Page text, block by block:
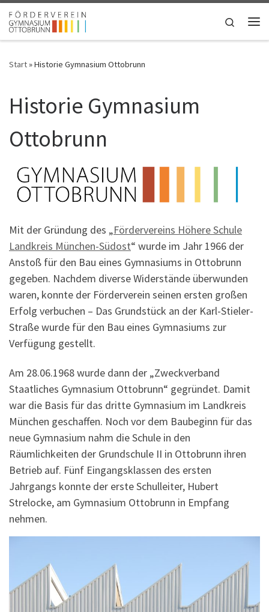
Zum Inhalt springen
Search
Start»Historie Gymnasium Ottobrunn
Historie Gymnasium
Ottobrunn
Mit der Gründung des „Fördervereins Höhere Schule
Landkreis München-Südost“ wurde im Jahr 1966 der
Anstoß für den Bau eines Gymnasiums in Ottobrunn
gegeben. Nachdem diverse Widerstände überwunden
waren, konnte der Förderverein seinen ersten großen
Erfolg verbuchen – Das Grundstück an der Karl-Stieler-
Straße wurde für den Bau eines Gymnasiums zur
Verfügung gestellt.
Am 28.06.1968 wurde dann der „Zweckverband
Staatliches Gymnasium Ottobrunn“ gegründet. Damit
war die Basis für das dritte Gymnasium im Landkreis
München geschaffen. Noch vor dem Baubeginn für das
neue Gymnasium nahm die Schule in den
Räumlichkeiten der Grundschule II in Ottobrunn ihren
Betrieb auf. Fünf Eingangsklassen des ersten
Jahrgangs konnte der erste Schulleiter, Hubert
Strelocke, am Gymnasium Ottobrunn in Empfang
nehmen.